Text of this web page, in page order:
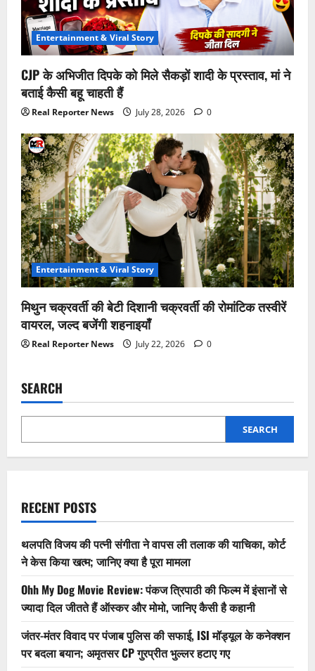
Entertainment & Viral Story
CJP के अभिजीत दिपके को मिले सैकड़ों शादी के प्रस्ताव, मां ने
बताई कैसी बहू चाहती हैं
Real Reporter News July 28, 2026 0
Entertainment & Viral Story
मिथुन चक्रवर्ती की बेटी दिशानी चक्रवर्ती की रोमांटिक तस्वीरें
वायरल, जल्द बजेंगी शहनाइयाँ
Real Reporter News July 22, 2026 0
SEARCH
SEARCH
RECENT POSTS
थलपति विजय की पत्नी संगीता ने वापस ली तलाक की याचिका, कोर्ट
ने केस किया खत्म; जानिए क्या है पूरा मामला
Ohh My Dog Movie Review: पंकज त्रिपाठी की फिल्म में इंसानों से
ज्यादा दिल जीतते हैं ऑस्कर और मोमो, जानिए कैसी है कहानी
जंतर-मंतर विवाद पर पंजाब पुलिस की सफाई, ISI मॉड्यूल के कनेक्शन
पर बदला बयान; अमृतसर CP गुरप्रीत भुल्लर हटाए गए